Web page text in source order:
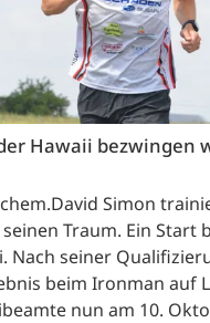
Hawaii bezwingen
Simon
Traum. Ein Start
Nach seiner
beim Ironman auf
nun am 10.